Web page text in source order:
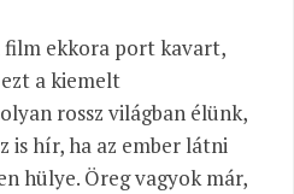
ekkora port kavart,
a kiemelt
rossz világban élünk,
is hír, ha az ember látni
hülye. Öreg vagyok már,